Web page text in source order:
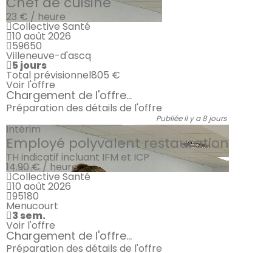
23 € / heure
Collective Santé
10 août 2026
59650
Villeneuve-d'ascq
5 jours
Total prévisionnel805 €
Voir l'offre
Chargement de l'offre...
Préparation des détails de l'offre
Publiée il y a 8 jours
Intérim
Employé polyvalent restauration
TH indicatif incluant IFM et ICP
14.90 € / heure
Collective Santé
10 août 2026
95180
Menucourt
3 sem.
Voir l'offre
Chargement de l'offre...
Préparation des détails de l'offre